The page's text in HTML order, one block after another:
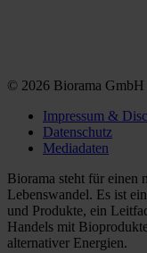
© 2026 Biorama GmbH
Impressum &
Datenschutz
Mediadaten
Biorama steht für einen
Lebenswandel. Es ist
und Produkte, ein
Handels mit
alternativer Energien.